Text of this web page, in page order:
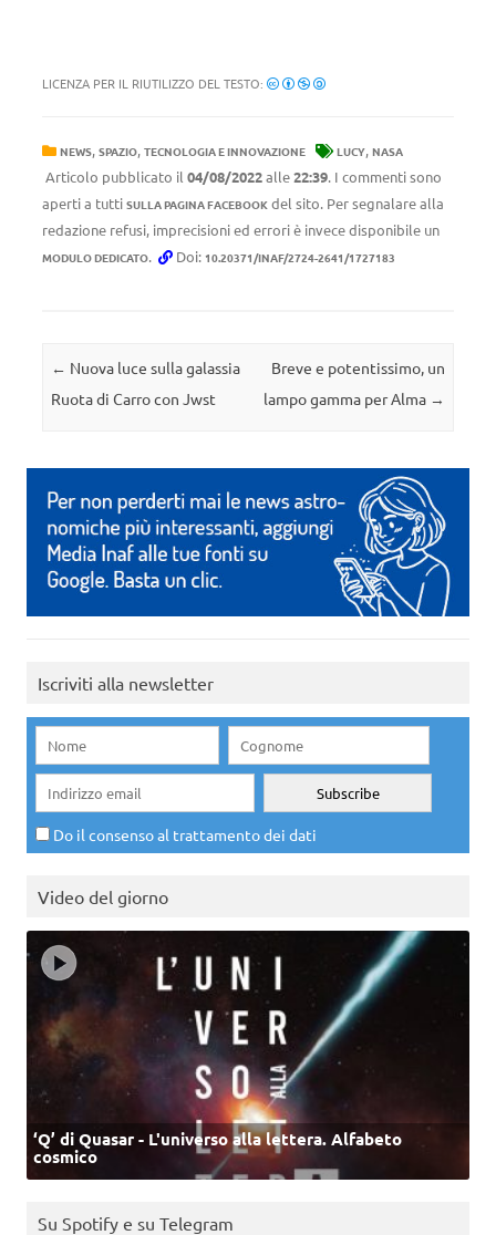
LICENZA PER IL RIUTILIZZO DEL TESTO:
NEWS, SPAZIO, TECNOLOGIA E INNOVAZIONE LUCY, NASA
Articolo pubblicato il 04/08/2022alle22:39. I commenti sono
aperti a tutti SULLA PAGINA FACEBOOK del sito. Per segnalare alla
redazione refusi, imprecisioni ed errori è invece disponibile un
MODULO DEDICATO. Doi: 10.20371/INAF/2724-2641/1727183
Navigazione articolo
← Nuova luce sulla galassia
Ruota di Carro con Jwst
Breve e potentissimo, un
lampo gamma per Alma →
Iscriviti alla newsletter
Do il consenso al trattamento dei dati
Video del giorno
‘Q’ di Quasar - L'universo alla lettera. Alfabeto
cosmico
Su Spotify e su Telegram